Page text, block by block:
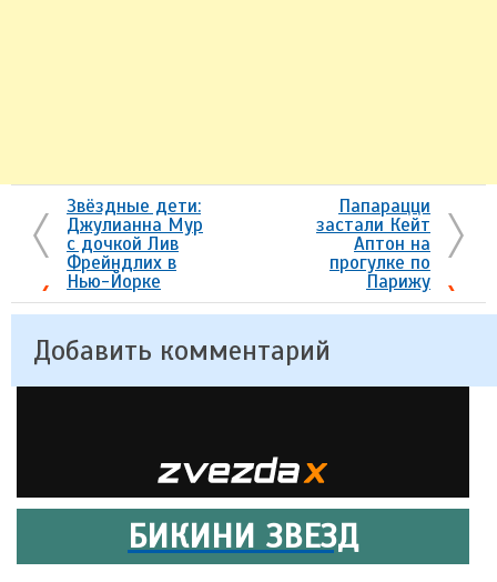
Звёздные дети:
Джулианна Мур
с дочкой Лив
Фрейндлих в
Нью-Йорке
Папарацци
застали Кейт
Аптон на
прогулке по
Парижу
Добавить комментарий
БИКИНИ ЗВЕЗД